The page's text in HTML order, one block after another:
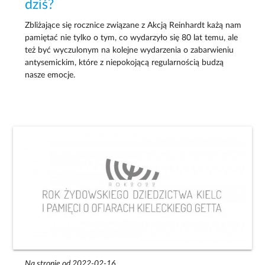
dziś?
Zbliżające się rocznice związane z Akcją Reinhardt każą nam
pamiętać nie tylko o tym, co wydarzyło się 80 lat temu, ale
też być wyczulonym na kolejne wydarzenia o zabarwieniu
antysemickim, które z niepokojącą regularnością budzą
nasze emocje.